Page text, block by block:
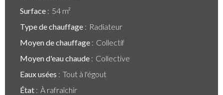
Surface
54 m²
Type de chauffage
Radiateur
Moyen de chauffage
Collectif
Moyen d'eau chaude
Collective
Eaux usées
Tout à l'égout
État
À rafraîchir